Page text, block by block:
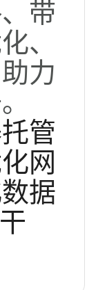
带
、
力
管
网
数据